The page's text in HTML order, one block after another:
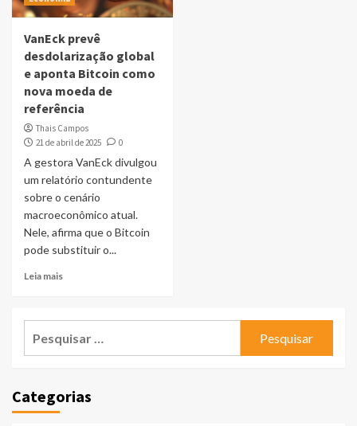
VanEck prevê
desdolarização global
e aponta Bitcoin como
nova moeda de
referência
Thais Campos
21 de abril de 2025
0
A gestora VanEck divulgou
um relatório contundente
sobre o cenário
macroeconômico atual.
Nele, afirma que o Bitcoin
pode substituir o...
Leia mais
Categorias